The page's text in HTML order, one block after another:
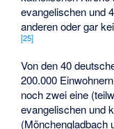
evangelischen und
anderen oder gar
[25]
Von den 40
200.000
noch zwei eine
evangelischen und
(Mönchengladbach